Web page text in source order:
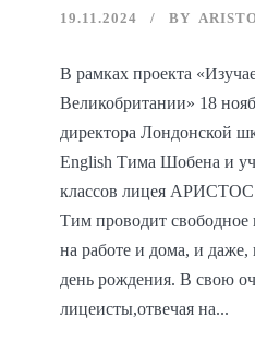
19.11.2024 BY
В рамках проекта
Великобритании» 18
директора Лондонской
English Тима Шобена и
классов лицея АРИСТОС!
Тим проводит свободное
на работе и дома, и даже,
день рождения. В свою
лицеисты,отвечая на...